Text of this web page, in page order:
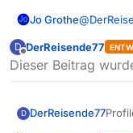
Jo Grothe@
Mir ist
Ein- und
noch
D
Offline
DerReisende77
Dieser Beitrag
D DerReisende77